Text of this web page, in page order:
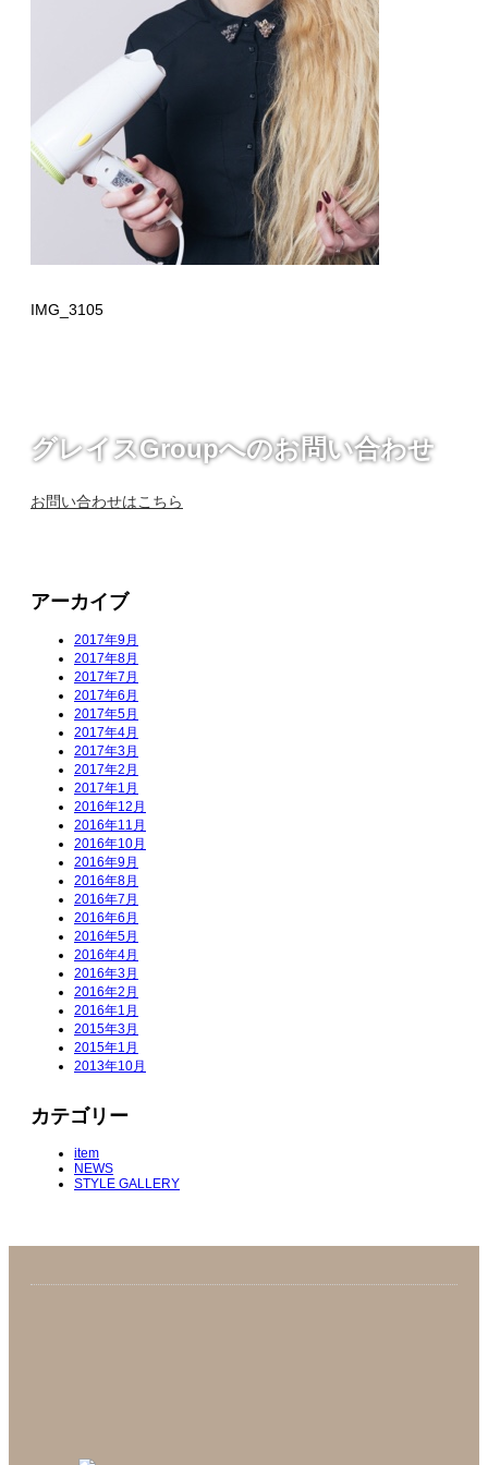
IMG_3105
グレイスGroupへのお問い合わせ
お問い合わせはこちら
アーカイブ
2017年9月
2017年8月
2017年7月
2017年6月
2017年5月
2017年4月
2017年3月
2017年2月
2017年1月
2016年12月
2016年11月
2016年10月
2016年9月
2016年8月
2016年7月
2016年6月
2016年5月
2016年4月
2016年3月
2016年2月
2016年1月
2015年3月
2015年1月
2013年10月
カテゴリー
item
NEWS
STYLE GALLERY